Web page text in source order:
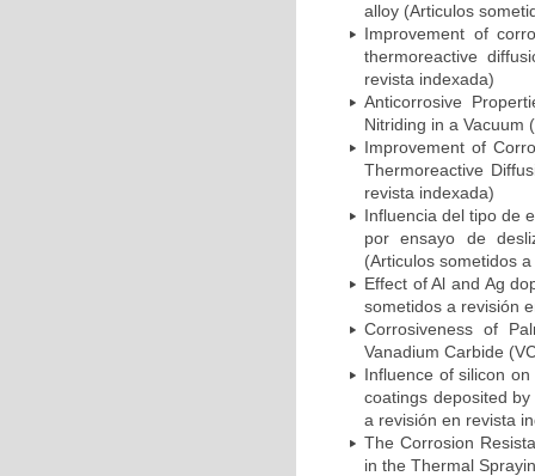
alloy (Articulos
Improvement of
thermoreactive
revista indexada)
Anticorrosive
Nitriding in a Vacuum
Improvement of
Thermoreactive
revista indexada)
Influencia del tipo de
por ensayo de
(Articulos sometidos
Effect of Al and Ag
sometidos a revisión
Corrosiveness of
Vanadium Carbide
Influence of silicon
coatings deposited
a revisión en revista
The Corrosion
in the Thermal